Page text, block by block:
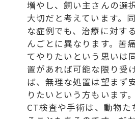
増やし、飼い主さんの選
大切だと考えています。
な症例でも、治療に対す
んごとに異なります。苦
てやりたいという思いは
置があれば可能な限り受
ば、無理な処置は望まず
りたいという方もいます
CT検査や手術は、動物た